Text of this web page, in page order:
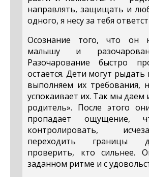
направлять, защищать и
одного, я несу за тебя
Осознание того, что он
малышу и
Разочарование быстро
остается. Дети могут
выполняем их требования,
успокаивает их. Так мы даем
родитель». После этого
пропадает
контролировать,
переходить границы
проверить, кто сильнее.
заданном ритме и с